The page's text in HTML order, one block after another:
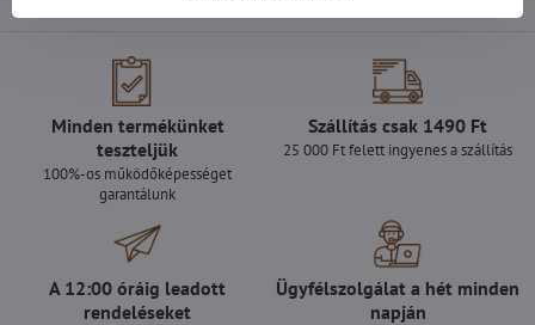
Minden termékünket
teszteljük
100%-os működőképességet
garantálunk
Szállítás csak 1490 Ft
25 000 Ft felett ingyenes a szállítás
A 12:00 óráig leadott
rendeléseket
Ügyfélszolgálat a hét minden
napján